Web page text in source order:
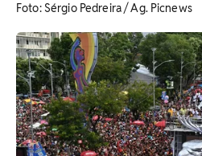
Foto: Sérgio Pedreira / Ag. Picnews